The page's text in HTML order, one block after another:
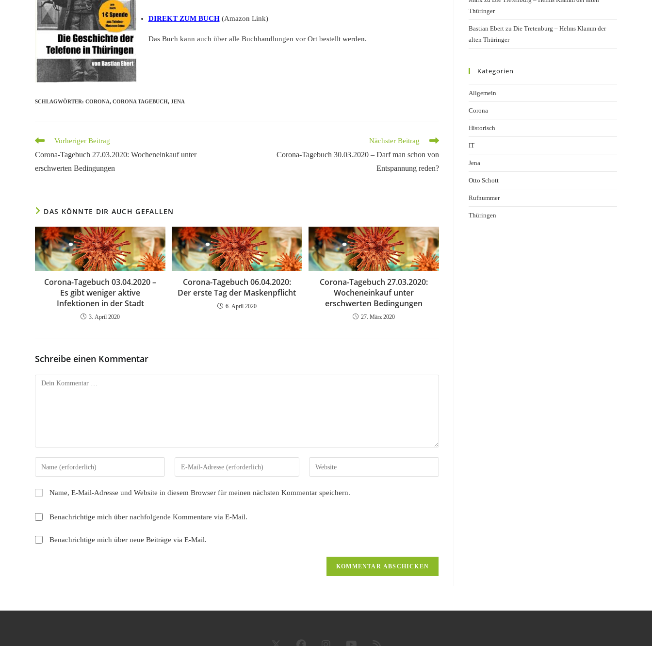
DIREKT ZUM BUCH(Amazon Link)
Das Buch kann auch über alle Buchhandlungen vor Ort bestellt werden.
SCHLAGWÖRTER: CORONA, CORONA TAGEBUCH, JENA
Weitere
ansehen
Vorheriger Beitrag
Corona-Tagebuch 27.03.2020: Wocheneinkauf unter
erschwerten Bedingungen
Nächster Beitrag
Corona-Tagebuch 30.03.2020 – Darf man schon von
Entspannung reden?
DAS KÖNNTE DIR AUCH GEFALLEN
Corona-Tagebuch 03.04.2020 –
Es gibt weniger aktive
Infektionen in der Stadt
3. April 2020
Corona-Tagebuch 06.04.2020:
Der erste Tag der Maskenpflicht
6. April 2020
Corona-Tagebuch 27.03.2020:
Wocheneinkauf unter
erschwerten Bedingungen
27. März 2020
Schreibe einen Kommentar
Kommentar
Gib
deinen
Namen
Benutzernamen
Kommentieren
Gib
deine
Kommentieren
Gib
deine
Name, E-Mail-Adresse und Website in diesem Browser für meinen nächsten Kommentar speichern.
Benachrichtige mich über nachfolgende Kommentare via E-Mail.
Benachrichtige mich über neue Beiträge via E-Mail.
Thüringer
Bastian Ebert zu Die Tretenburg – Helms Klamm der
alten Thüringer
Kategorien
Allgemein
Corona
Historisch
IT
Jena
Otto Schott
Rufnummer
Thüringen